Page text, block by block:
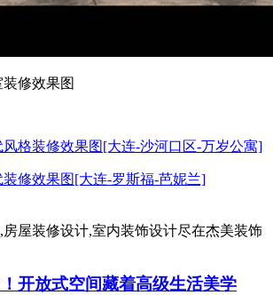
风格装修效果图[大连-沙河口区-万岁公寓]
装修效果图[大连-罗斯福-芭妮兰]
房屋装修设计,室内装饰设计尽在杰美装饰
开放式空间藏着高级生活美学